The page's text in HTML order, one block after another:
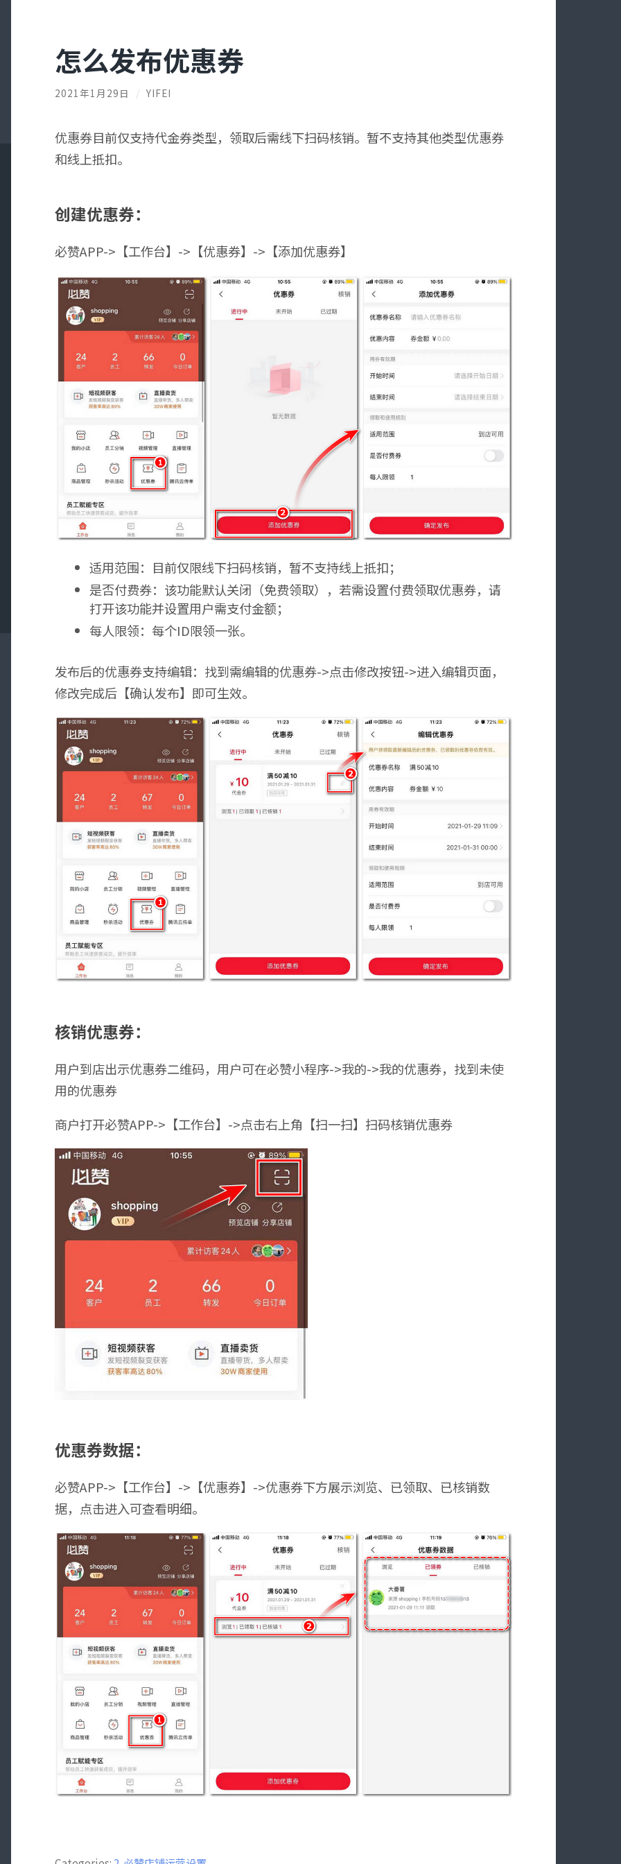
怎么发布优惠券
2021年1月29日 / YIFEI
优惠券目前仅支持代金券类型，领取后需线下扫码核销。暂不支持其他类型优惠券
和线上抵扣。
创建优惠券：
必赞APP->【工作台】->【优惠券】->【添加优惠券】
适用范围：目前仅限线下扫码核销，暂不支持线上抵扣；
是否付费券：该功能默认关闭（免费领取），若需设置付费领取优惠券，请
打开该功能并设置用户需支付金额；
每人限领：每个ID限领一张。
发布后的优惠券支持编辑：找到需编辑的优惠券->点击修改按钮->进入编辑页面，
修改完成后【确认发布】即可生效。
核销优惠券：
用户到店出示优惠券二维码，用户可在必赞小程序->我的->我的优惠券，找到未使
用的优惠券
商户打开必赞APP->【工作台】->点击右上角【扫一扫】扫码核销优惠券
优惠券数据：
必赞APP->【工作台】->【优惠券】->优惠券下方展示浏览、已领取、已核销数
据，点击进入可查看明细。